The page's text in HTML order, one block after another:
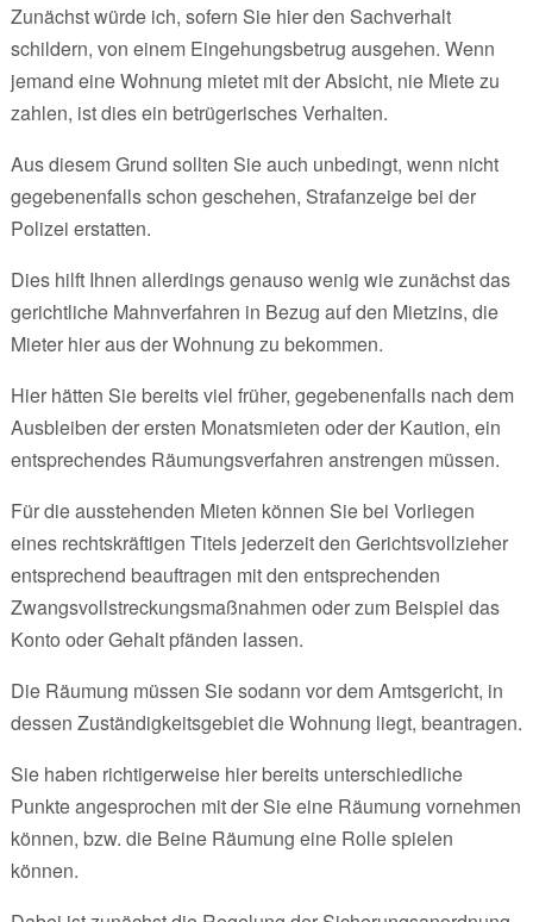
Zunächst würde ich, sofern Sie hier den Sachverhalt
schildern, von einem Eingehungsbetrug ausgehen. Wenn
jemand eine Wohnung mietet mit der Absicht, nie Miete zu
zahlen, ist dies ein betrügerisches Verhalten.
Aus diesem Grund sollten Sie auch unbedingt, wenn nicht
gegebenenfalls schon geschehen, Strafanzeige bei der
Polizei erstatten.
Dies hilft Ihnen allerdings genauso wenig wie zunächst das
gerichtliche Mahnverfahren in Bezug auf den Mietzins, die
Mieter hier aus der Wohnung zu bekommen.
Hier hätten Sie bereits viel früher, gegebenenfalls nach dem
Ausbleiben der ersten Monatsmieten oder der Kaution, ein
entsprechendes Räumungsverfahren anstrengen müssen.
Für die ausstehenden Mieten können Sie bei Vorliegen
eines rechtskräftigen Titels jederzeit den Gerichtsvollzieher
entsprechend beauftragen mit den entsprechenden
Zwangsvollstreckungsmaßnahmen oder zum Beispiel das
Konto oder Gehalt pfänden lassen.
Die Räumung müssen Sie sodann vor dem Amtsgericht, in
dessen Zuständigkeitsgebiet die Wohnung liegt, beantragen.
Sie haben richtigerweise hier bereits unterschiedliche
Punkte angesprochen mit der Sie eine Räumung vornehmen
können, bzw. die Beine Räumung eine Rolle spielen
können.